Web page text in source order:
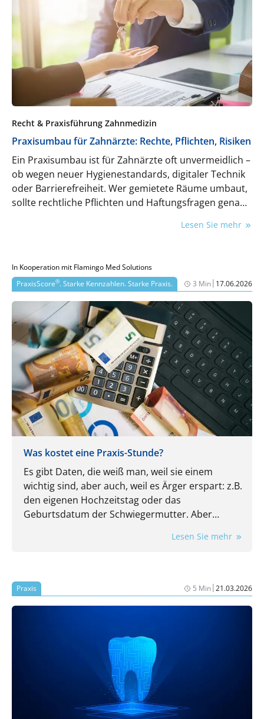
Recht & Praxisführung Zahnmedizin
Praxisumbau für Zahnärzte: Rechte, Pflichten, Risiken
Ein Praxisumbau ist für Zahnärzte oft unvermeidlich –
ob wegen neuer Hygienestandards, digitaler Technik
oder Barrierefreiheit. Wer gemietete Räume umbaut,
sollte rechtliche Pflichten und Haftungsfragen genau
Lesen Sie mehr
In Kooperation mit Flamingo Med Solutions
PraxisScore®. Starke Kennzahlen. Starke Praxis. 3 Min| 17.06.2026
Was kostet eine Praxis-Stunde?
Es gibt Daten, die weiß man, weil sie einem
wichtig sind, aber auch, weil es Ärger erspart: z.B.
den eigenen Hochzeitstag oder das
Geburtsdatum der Schwiegermutter. Aber
Ihrer Praxis? Auch die sind wichtig und auch die
Öffnungsstunde Ihrer Praxis mindestens
erwirtschaftet werden muss, damit am
müssen: Herzlich willkommen im Club. Sie sind in
sehr guter Gesellschaft.
Lesen Sie mehr
Praxis 5 Min|21.03.2026